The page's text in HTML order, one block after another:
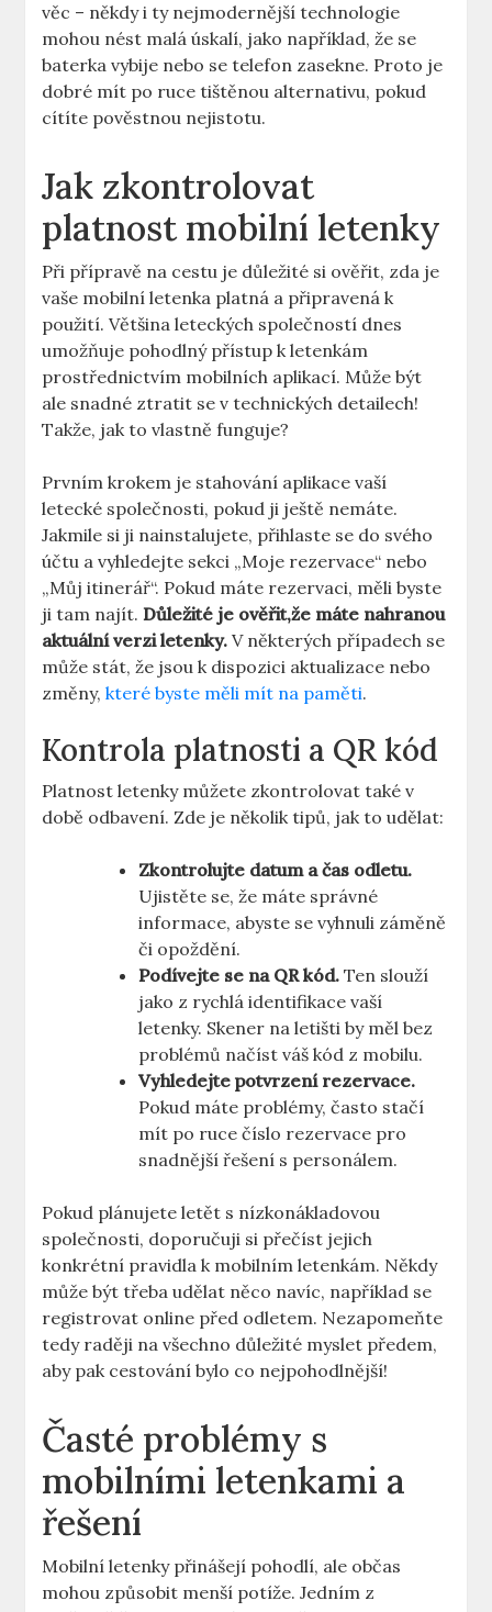
věc – někdy i ty nejmodernější technologie
mohou nést malá úskalí, jako například, že se
baterka vybije nebo se telefon zasekne. Proto je
dobré mít po ruce tištěnou alternativu, pokud
cítíte pověstnou nejistotu.
Jak zkontrolovat
platnost mobilní letenky
Při přípravě na cestu je důležité si ověřit, zda je
vaše mobilní letenka platná a připravená k
použití. Většina leteckých společností dnes
umožňuje pohodlný přístup k letenkám
prostřednictvím mobilních aplikací. Může být
ale snadné ztratit se v technických detailech!
Takže, jak to vlastně funguje?
Prvním krokem je stahování aplikace vaší
letecké společnosti, pokud ji ještě nemáte.
Jakmile si ji nainstalujete, přihlaste se do svého
účtu a vyhledejte sekci „Moje rezervace“ nebo
„Můj itinerář“. Pokud máte rezervaci, měli byste
ji tam najít.Důležité je ověřit,že máte nahranou
aktuální verzi letenky. V některých případech se
může stát, že jsou k dispozici aktualizace nebo
změny,které byste měli mít na paměti.
Kontrola platnosti a QR kód
Platnost letenky můžete zkontrolovat také v
době odbavení. Zde je několik tipů, jak to udělat:
Zkontrolujte datum a čas odletu.
Ujistěte se, že máte správné
informace, abyste se vyhnuli záměně
či opoždění.
Podívejte se na QR kód. Ten slouží
jako z rychlá identifikace vaší
letenky. Skener na letišti by měl bez
problémů načíst váš kód z mobilu.
Vyhledejte potvrzení rezervace.
Pokud máte problémy, často stačí
mít po ruce číslo rezervace pro
snadnější řešení s personálem.
Pokud plánujete letět s nízkonákladovou
společnosti, doporučuji si přečíst jejich
konkrétní pravidla k mobilním letenkám. Někdy
může být třeba udělat něco navíc, například se
registrovat online před odletem. Nezapomeňte
tedy raději na všechno důležité myslet předem,
aby pak cestování bylo co nejpohodlnější!
Časté problémy s
mobilními letenkami a
řešení
Mobilní letenky přinášejí pohodlí, ale občas
mohou způsobit menší potíže. Jedním z